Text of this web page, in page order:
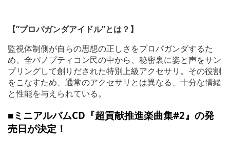
【”プロパガンダアイドル”とは？】
監視体制側が自らの思想の正しさをプロパガンダするた
め、全パノプティコン民の中から、秘密裏に姿と声をサン
プリングして創りだされた特別上級アクセサリ。その役割
をこなすため、通常のアクセサリとは異なる、十分な情緒
と性能を与えられている。
■ミニアルバムCD『超貢献推進楽曲集#2』の発
売日が決定！